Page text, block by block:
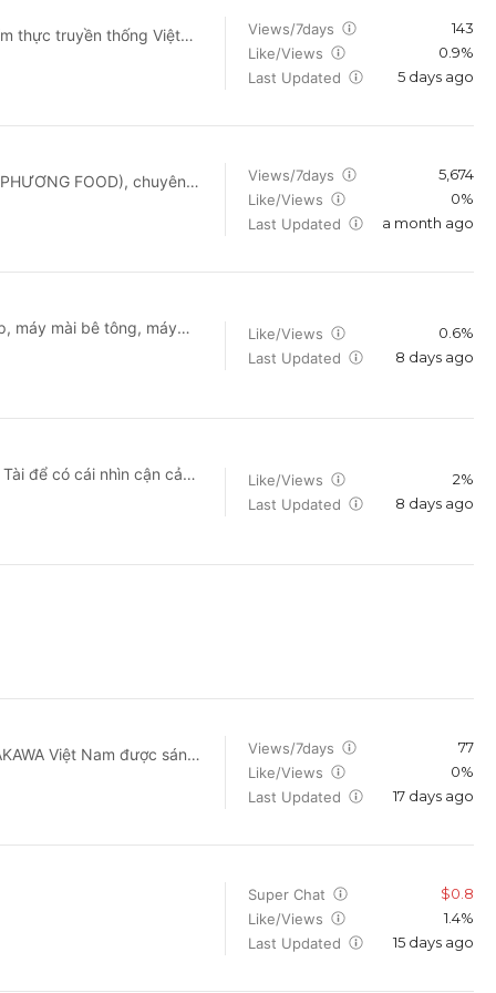
phát triển các dòng sản
chỉ vậy,
khác nhau để giúp cho
Website:
Views/7days
143
Like/Views
0.9%
Last Updated
5 days ago
FOOD), chuyên
thị trường nhiều năm và
người ủng hộ! Trân
V.N (NAM PHƯƠNG
Views/7days
5,674
Like/Views
0%
Last Updated
a month ago
máy mài bê tông, máy
Fast, Honda, Karva,
Ngũ Hành Sơn ➤
Hoàng Mai Mobile:
Like/Views
0.6%
Last Updated
8 days ago
để có cái nhìn cận cảnh
Cuộc đời Hồ Minh Tài
Like/Views
2%
Last Updated
8 days ago
hàng tiện ích, sức khỏe
cũng như các mặt
sản phẩm chất lượng
gia đình Việt.
Views/7days
77
Like/Views
0%
Last Updated
17 days ago
Super Chat
$0.8
Like/Views
1.4%
Last Updated
15 days ago